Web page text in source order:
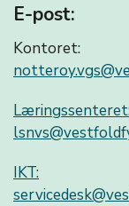
E-post:
Kontoret:
Læringssenteret:
IKT: